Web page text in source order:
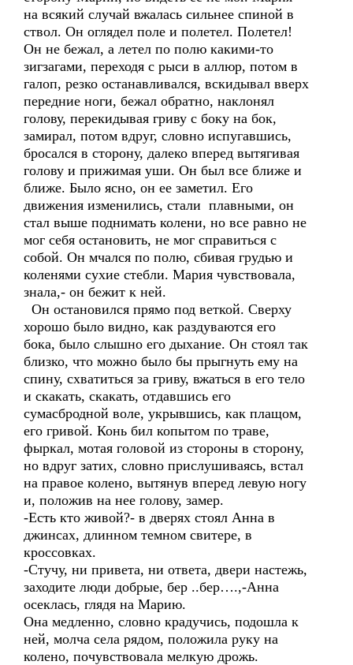
на всякий случай вжалась сильнее спиной в
ствол. Он оглядел поле и полетел. Полетел!
Он не бежал, а летел по полю какими-то
зигзагами, переходя с рыси в аллюр, потом в
галоп, резко останавливался, вскидывал вверх
передние ноги, бежал обратно, наклонял
голову, перекидывая гриву с боку на бок,
замирал, потом вдруг, словно испугавшись,
бросался в сторону, далеко вперед вытягивая
голову и прижимая уши. Он был все ближе и
ближе. Было ясно, он ее заметил. Его
движения изменились, стали плавными, он
стал выше поднимать колени, но все равно не
мог себя остановить, не мог справиться с
собой. Он мчался по полю, сбивая грудью и
коленями сухие стебли. Мария чувствовала,
знала,- он бежит к ней.
Он остановился прямо под веткой. Сверху
хорошо было видно, как раздуваются его
бока, было слышно его дыхание. Он стоял так
близко, что можно было бы прыгнуть ему на
спину, схватиться за гриву, вжаться в его тело
и скакать, скакать, отдавшись его
сумасбродной воле, укрывшись, как плащом,
его гривой. Конь бил копытом по траве,
фыркал, мотая головой из стороны в сторону,
но вдруг затих, словно прислушиваясь, встал
на правое колено, вытянув вперед левую ногу
и, положив на нее голову, замер.
-Есть кто живой?- в дверях стоял Анна в
джинсах, длинном темном свитере, в
кроссовках.
-Стучу, ни привета, ни ответа, двери настежь,
заходите люди добрые, бер ..бер….,-Анна
осеклась, глядя на Марию.
Она медленно, словно крадучись, подошла к
ней, молча села рядом, положила руку на
колено, почувствовала мелкую дрожь.